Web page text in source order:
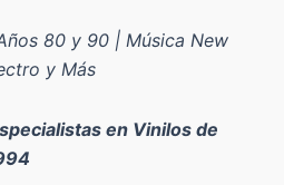
80 y 90 | Música New
y Más
en Vinilos de